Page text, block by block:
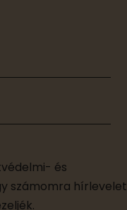
és
számomra hírlevelet